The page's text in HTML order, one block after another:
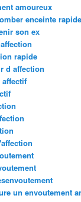
amoureux
enceinte
son ex
rapide
d affection
un envoutement